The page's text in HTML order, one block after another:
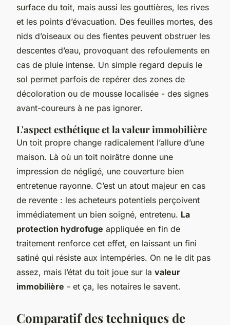
surface du toit, mais aussi les gouttières, les rives
et les points d’évacuation. Des feuilles mortes, des
nids d’oiseaux ou des fientes peuvent obstruer les
descentes d’eau, provoquant des refoulements en
cas de pluie intense. Un simple regard depuis le
sol permet parfois de repérer des zones de
décoloration ou de mousse localisée - des signes
avant-coureurs à ne pas ignorer.
L'aspect esthétique et la valeur immobilière
Un toit propre change radicalement l’allure d’une
maison. Là où un toit noirâtre donne une
impression de négligé, une couverture bien
entretenue rayonne. C’est un atout majeur en cas
de revente : les acheteurs potentiels perçoivent
immédiatement un bien soigné, entretenu. La
protection hydrofuge appliquée en fin de
traitement renforce cet effet, en laissant un fini
satiné qui résiste aux intempéries. On ne le dit pas
assez, mais l’état du toit joue sur la valeur
immobilière - et ça, les notaires le savent.
Comparatif des techniques de